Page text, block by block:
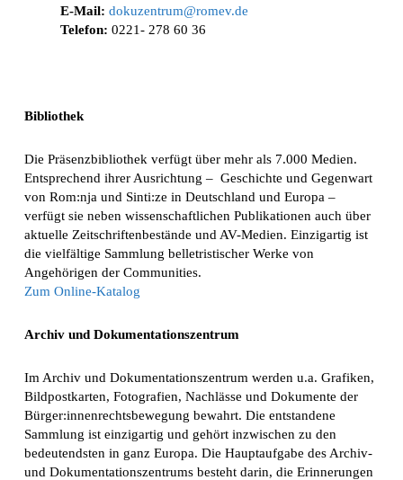
E-Mail: dokuzentrum@romev.de
Telefon: 0221- 278 60 36
Bibliothek
Die Präsenzbibliothek verfügt über mehr als 7.000 Medien.
Entsprechend ihrer Ausrichtung – Geschichte und Gegenwart
von Rom:nja und Sinti:ze in Deutschland und Europa –
verfügt sie neben wissenschaftlichen Publikationen auch über
aktuelle Zeitschriftenbestände und AV-Medien. Einzigartig ist
die vielfältige Sammlung belletristischer Werke von
Angehörigen der Communities.
Zum Online-Katalog
Archiv und Dokumentationszentrum
Im Archiv und Dokumentationszentrum werden u.a. Grafiken,
Bildpostkarten, Fotografien, Nachlässe und Dokumente der
Bürger:innenrechtsbewegung bewahrt. Die entstandene
Sammlung ist einzigartig und gehört inzwischen zu den
bedeutendsten in ganz Europa. Die Hauptaufgabe des Archiv-
und Dokumentationszentrums besteht darin, die Erinnerungen